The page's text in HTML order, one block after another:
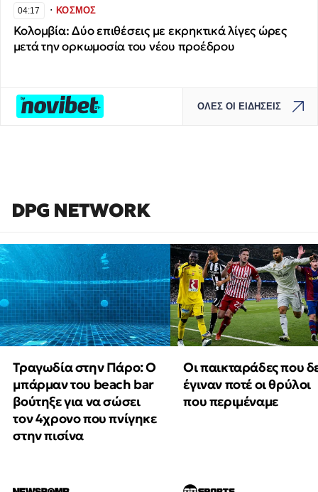
04:17 ∙ΚΟΣΜΟΣ
Κολομβία: Δύο επιθέσεις με εκρηκτικά λίγες ώρες
μετά την ορκωμοσία του νέου προέδρου
ΟΛΕΣ ΟΙ ΕΙΔΗΣΕΙΣ
DPG NETWORK
Τραγωδία στην Πάρο: Ο
μπάρμαν του beach bar
βούτηξε για να σώσει
τον 4χρονο που πνίγηκε
στην πισίνα
Οι παικταράδες που
έγιναν ποτέ οι θρύλοι
που περιμέναμε